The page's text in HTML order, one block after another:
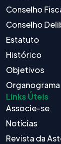
Conselho
Conselho
Estatuto
Histórico
Objetivos
Organograma
Links Úteis
Associe-se
Notícias
Revista da